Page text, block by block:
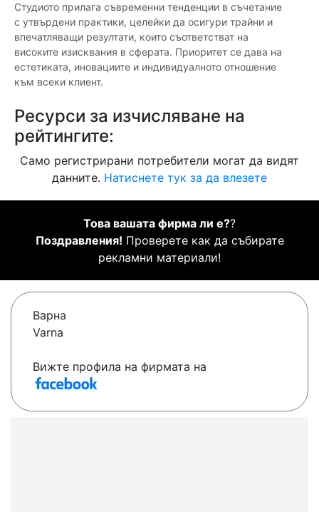
Студиото прилага съвременни тенденции в съчетание
с утвърдени практики, целейки да осигури трайни и
впечатляващи резултати, които съответстват на
високите изисквания в сферата. Приоритет се дава на
естетиката, иновациите и индивидуалното отношение
към всеки клиент.
Ресурси за изчисляване на
рейтингите:
Само регистрирани потребители могат да видят
данните. Натиснете тук за да влезете
Това вашата фирма ли е??
Поздравления! Проверете как да събирате
рекламни материали!
Варна
Varna
Вижте профила на фирмата на